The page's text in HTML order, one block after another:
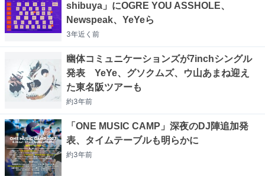
shibuya」にOGRE YOU ASSHOLE、
Newspeak、YeYeら
3年近く 前
幽体コミュニケーションズが7inchシングル
発表 YeYe、グソクムズ、ウ山あまね迎え
た東名阪ツアーも
約3年前
「ONE MUSIC CAMP」深夜のDJ陣追加発
表、タイムテーブルも明らかに
約3年前